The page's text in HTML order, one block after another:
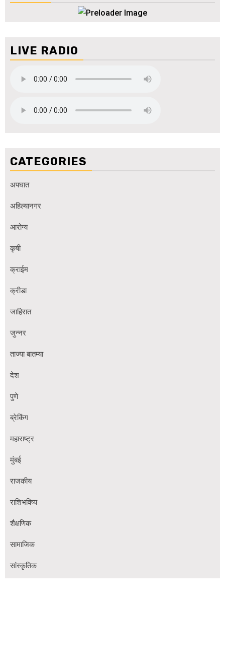
LIVE RADIO
CATEGORIES
अपघात
अहिल्यानगर
आरोग्य
कृषी
क्राईम
क्रीडा
जाहिरात
जुन्नर
ताज्या बातम्या
देश
पुणे
ब्रेकिंग
महाराष्ट्र
मुंबई
राजकीय
राशिभविष्य
शैक्षणिक
सामाजिक
सांस्कृतिक